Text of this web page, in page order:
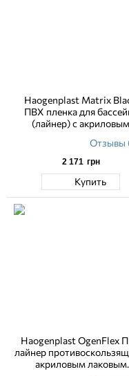
Haogenplast Matrix
ПВХ пленка для
(лайнер) с акриловым
Отзывы
2 171 грн
Купить
Haogenplast OgenFlex
лайнер
акриловым лаковым